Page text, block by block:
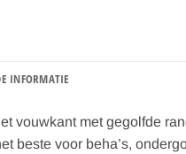
INFORMATIE
vouwkant met gegolfde
beste voor beha’s,